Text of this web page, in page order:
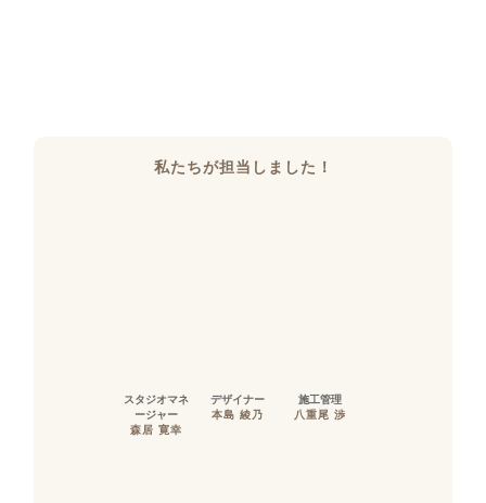
私たちが担当しました！
スタジオマネ
ージャー
森居 寛幸
デザイナー
本島 綾乃
施工管理
八重尾 渉